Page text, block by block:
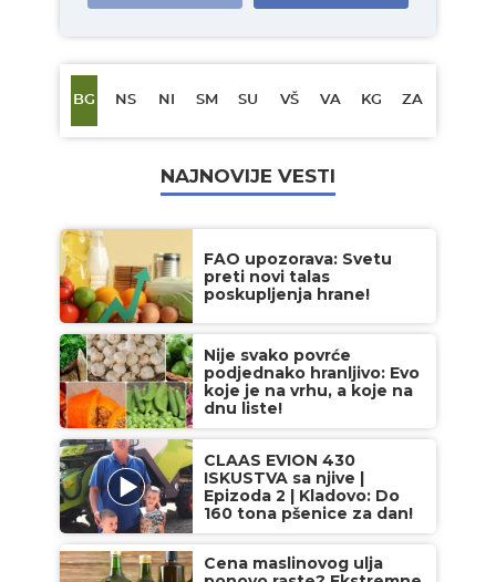
BG NS NI SM SU VŠ VA KG ZA
NAJNOVIJE VESTI
FAO upozorava: Svetu
preti novi talas
poskupljenja hrane!
Nije svako povrće
podjednako hranljivo: Evo
koje je na vrhu, a koje na
dnu liste!
CLAAS EVION 430
ISKUSTVA sa njive |
Epizoda 2 | Kladovo: Do
160 tona pšenice za dan!
Cena maslinovog ulja